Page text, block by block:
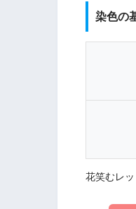
染色の
花笑むレ